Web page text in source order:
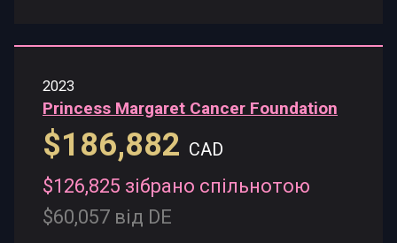
2023
Princess Margaret Cancer Foundation
$186,882 CAD
$126,825 зібрано спільнотою
$60,057 від DE